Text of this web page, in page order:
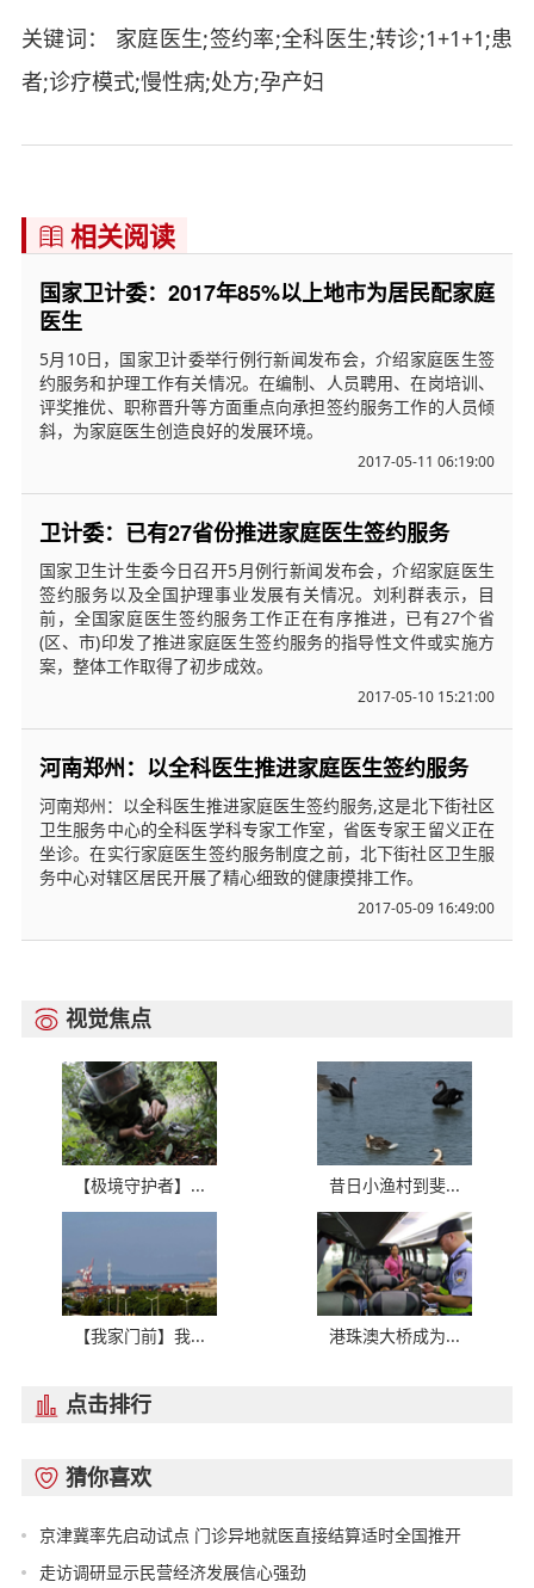
关键词： 家庭医生;签约率;全科医生;转诊;1+1+1;患
者;诊疗模式;慢性病;处方;孕产妇
 相关阅读
国家卫计委：2017年85%以上地市为居民配家庭
医生
5月10日，国家卫计委举行例行新闻发布会，介绍家庭医生签
约服务和护理工作有关情况。在编制、人员聘用、在岗培训、
评奖推优、职称晋升等方面重点向承担签约服务工作的人员倾
斜，为家庭医生创造良好的发展环境。
2017-05-11 06:19:00
卫计委：已有27省份推进家庭医生签约服务
国家卫生计生委今日召开5月例行新闻发布会，介绍家庭医生
签约服务以及全国护理事业发展有关情况。刘利群表示，目
前，全国家庭医生签约服务工作正在有序推进，已有27个省
(区、市)印发了推进家庭医生签约服务的指导性文件或实施方
案，整体工作取得了初步成效。
2017-05-10 15:21:00
河南郑州：以全科医生推进家庭医生签约服务
河南郑州：以全科医生推进家庭医生签约服务,这是北下街社区
卫生服务中心的全科医学科专家工作室，省医专家王留义正在
坐诊。在实行家庭医生签约服务制度之前，北下街社区卫生服
务中心对辖区居民开展了精心细致的健康摸排工作。
2017-05-09 16:49:00
 视觉焦点
【极境守护者】... 昔日小渔村到斐...
【我家门前】我... 港珠澳大桥成为...
 点击排行
 猜你喜欢
京津冀率先启动试点 门诊异地就医直接结算适时全国推开
走访调研显示民营经济发展信心强劲